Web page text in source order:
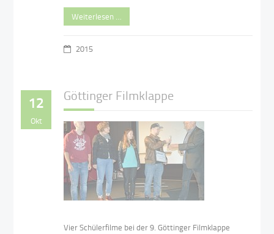
Weiterlesen …
2015
12
Okt
Göttinger Filmklappe
Vier Schülerfilme bei der 9. Göttinger Filmklappe